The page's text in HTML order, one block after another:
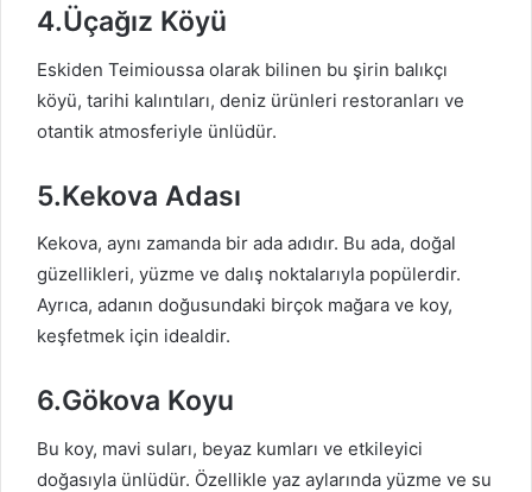
4.Üçağız Köyü
Eskiden Teimioussa olarak bilinen bu şirin balıkçı
köyü, tarihi kalıntıları, deniz ürünleri restoranları ve
otantik atmosferiyle ünlüdür.
5.Kekova Adası
Kekova, aynı zamanda bir ada adıdır. Bu ada, doğal
güzellikleri, yüzme ve dalış noktalarıyla popülerdir.
Ayrıca, adanın doğusundaki birçok mağara ve koy,
keşfetmek için idealdir.
6.Gökova Koyu
Bu koy, mavi suları, beyaz kumları ve etkileyici
doğasıyla ünlüdür. Özellikle yaz aylarında yüzme ve su